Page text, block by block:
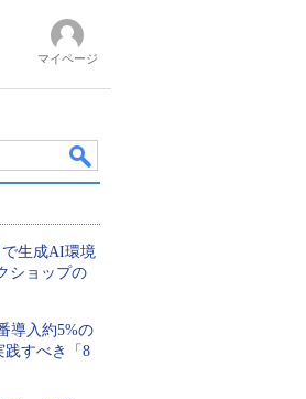
マイページ
生成AI環境
ショップの
導入約5%の
践すべき「8